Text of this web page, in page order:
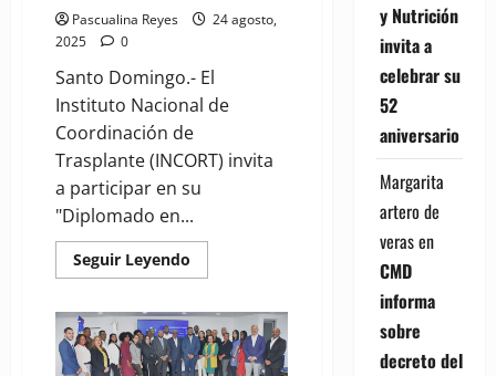
Pascualina Reyes
24 agosto,
2025
0
Santo Domingo.- El
Instituto Nacional de
Coordinación de
Trasplante (INCORT) invita
a participar en su
"Diplomado en...
Seguir Leyendo
more
invita
a
participar
en
y Nutrición
invita a
celebrar su
52
aniversario
Margarita
artero de
verasen
CMD
informa
sobre
decreto del